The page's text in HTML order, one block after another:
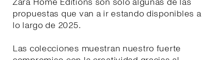
propuestas que van a ir estando disponibles a
lo largo de 2025.
Las colecciones muestran nuestro fuerte